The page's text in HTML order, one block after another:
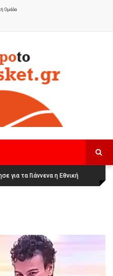
Ομάδα
Καβάλας στην Women
1
για τα Γιάννενα η Εθνική
: